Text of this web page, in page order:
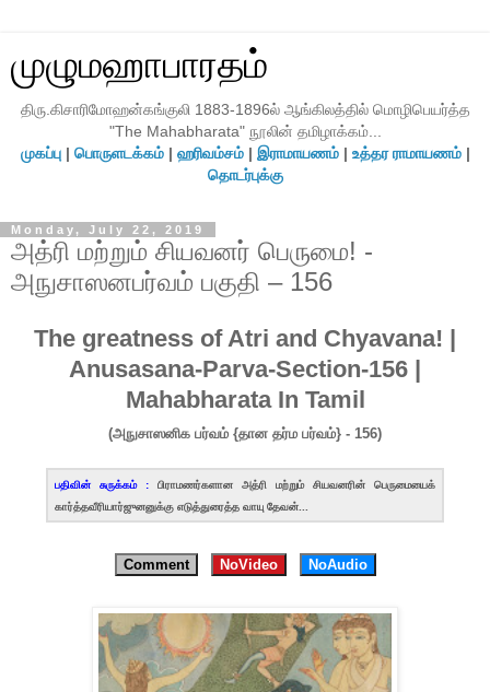
முழுமஹாபாரதம்
திரு.கிசாரிமோஹன்கங்குலி 1883-1896ல் ஆங்கிலத்தில் மொழிபெயர்த்த
"The Mahabharata" நூலின் தமிழாக்கம்...
முகப்பு| பொருளடக்கம்| ஹரிவம்சம்| இராமாயணம்| உத்தர ராமாயணம்|
தொடர்புக்கு
Monday, July 22, 2019
அத்ரி மற்றும் சியவனர் பெருமை! -
அநுசாஸனபர்வம் பகுதி – 156
The greatness of Atri and Chyavana! |
Anusasana-Parva-Section-156 |
Mahabharata In Tamil
(அநுசாஸனிக பர்வம் {தான தர்ம பர்வம்} - 156)
பதிவின் சுருக்கம் :பிராமணர்களான அத்ரி மற்றும் சியவனரின் பெருமையைக்
கார்த்தவீரியார்ஜுனனுக்கு எடுத்துரைத்த வாயு தேவன்...
Comment NoVideo NoAudio